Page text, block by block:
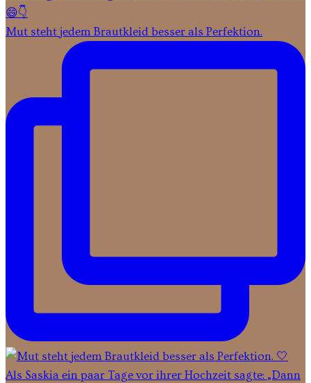
Mut steht jedem Brautkleid besser als Perfektion.